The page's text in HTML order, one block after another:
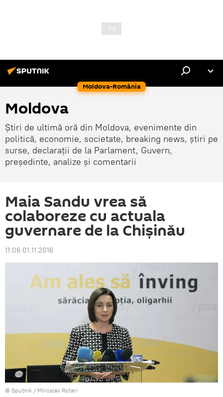
Moldova-România
Moldova
Știri de ultimă oră din Moldova, evenimente din
politică, economie, societate, breaking news, știri pe
surse, declarații de la Parlament, Guvern,
președinte, analize și comentarii
Maia Sandu vrea să
colaboreze cu actuala
guvernare de la Chișinău
11:06 01.11.2016
© Sputnik / Miroslav Rotari